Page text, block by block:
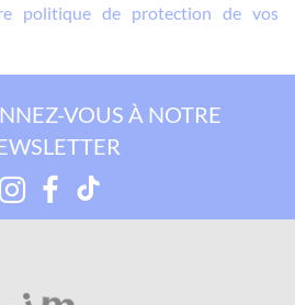
politique de protection de vos
VOUS À NOTRE